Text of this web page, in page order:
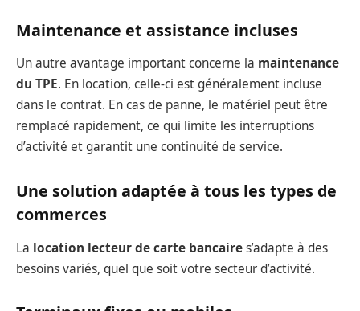
Maintenance et assistance incluses
Un autre avantage important concerne la maintenance
du TPE. En location, celle-ci est généralement incluse
dans le contrat. En cas de panne, le matériel peut être
remplacé rapidement, ce qui limite les interruptions
d’activité et garantit une continuité de service.
Une solution adaptée à tous les types de
commerces
La location lecteur de carte bancaires’adapte à des
besoins variés, quel que soit votre secteur d’activité.